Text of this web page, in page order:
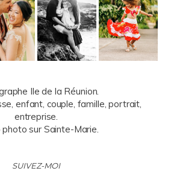
Ile de la Réunion.
enfant, couple, famille, portrait,
entreprise.
sur Sainte-Marie.
SUIVEZ-MOI